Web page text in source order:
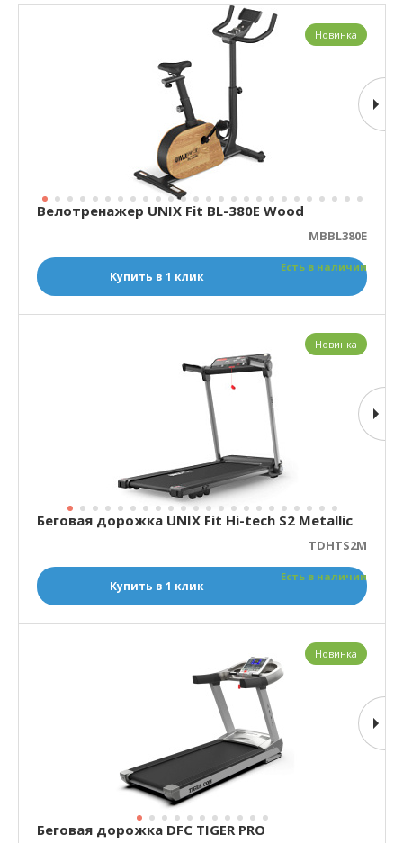
Велотренажер UNIX Fit BL-380E Wood
MBBL380E
Есть в наличии
Купить в 1 клик
Новинка
Беговая дорожка UNIX Fit Hi-tech S2 Metallic
TDHTS2M
Есть в наличии
Купить в 1 клик
Новинка
Беговая дорожка DFC TIGER PRO
Новинка